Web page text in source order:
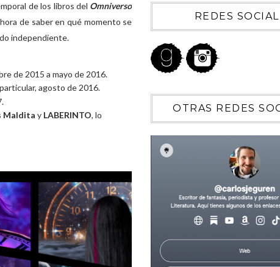
de los libros del Omniverso
de saber en qué momento se
independiente.
de 2015 a mayo de 2016.
agosto de 2016.
Maldita y LABERINTO, lo
REDES
OTRAS REDES